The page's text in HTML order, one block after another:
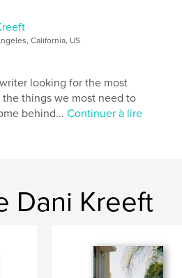
02, 2022
writing , travel
California, US
looking for the most
things we most need to
behind...Continuer à lire
Dani Kreeft